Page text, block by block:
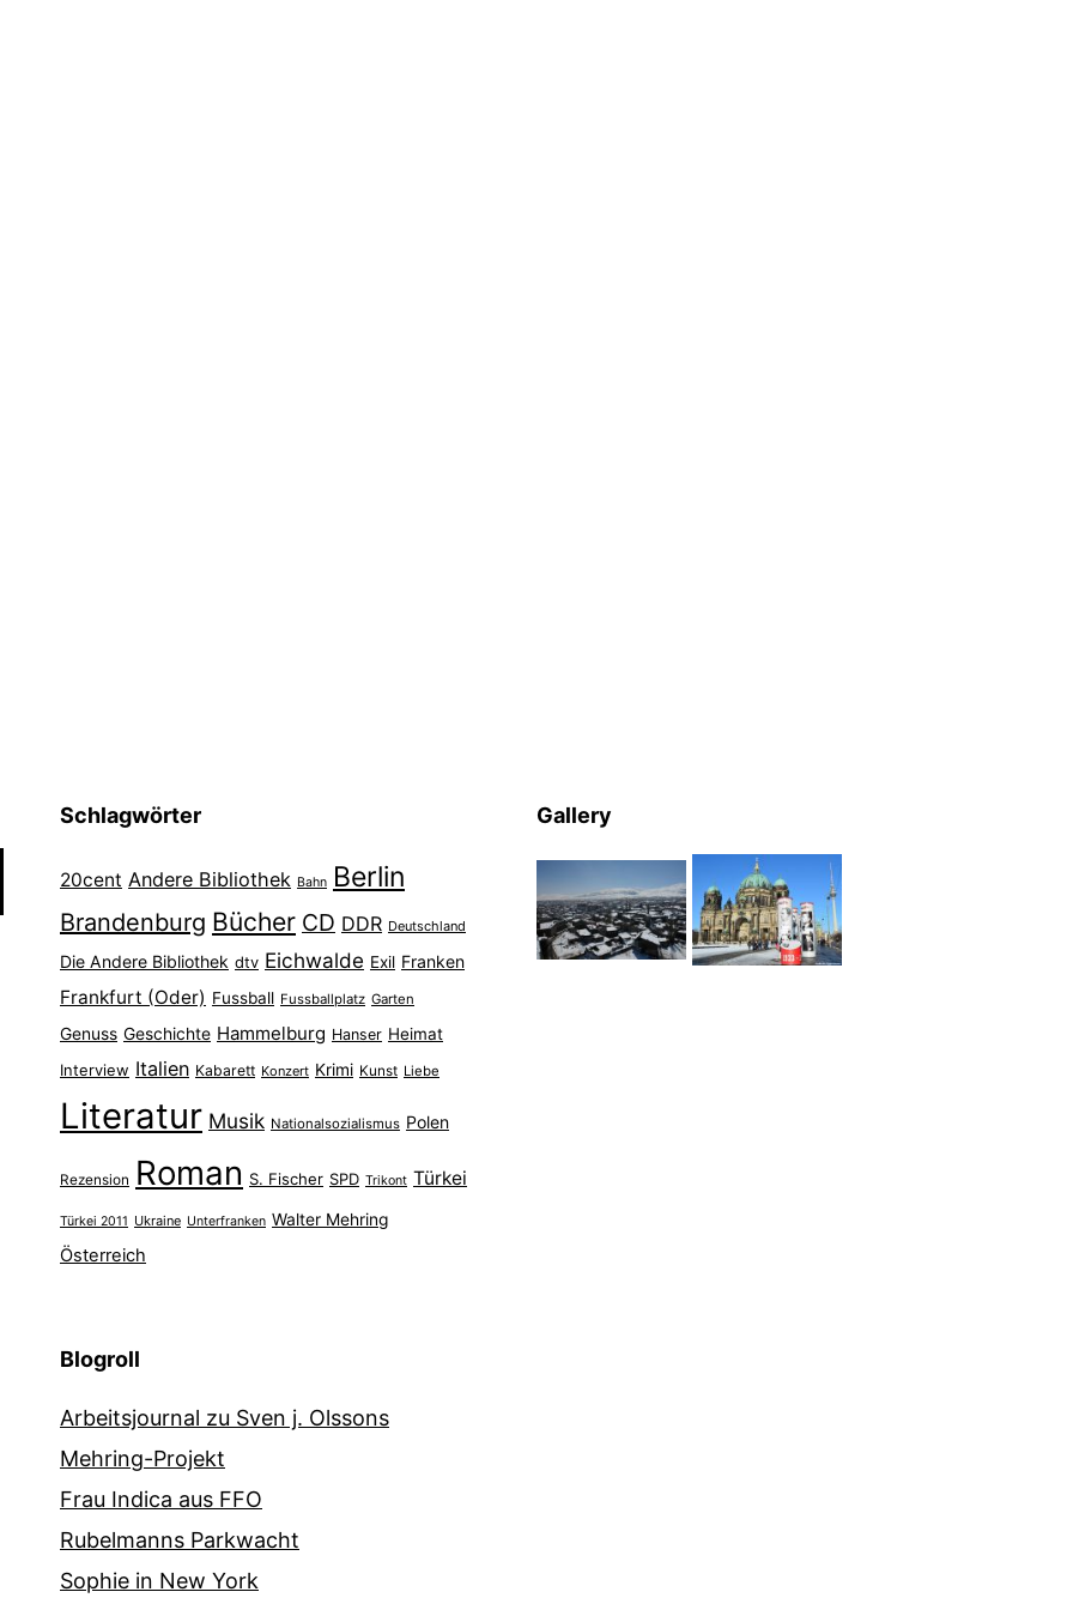
Schlagwörter
20cent Andere Bibliothek Bahn Berlin
Brandenburg Bücher CD DDR Deutschland
Die Andere Bibliothek dtv Eichwalde Exil Franken
Frankfurt (Oder) Fussball Fussballplatz Garten
Genuss Geschichte Hammelburg Hanser Heimat
Interview Italien Kabarett Konzert Krimi Kunst Liebe
Literatur Musik Nationalsozialismus Polen
Rezension Roman S. Fischer SPD Trikont Türkei
Türkei 2011 Ukraine Unterfranken Walter Mehring
Österreich
Gallery
Blogroll
Arbeitsjournal zu Sven j. Olssons
Mehring-Projekt
Frau Indica aus FFO
Rubelmanns Parkwacht
Sophie in New York